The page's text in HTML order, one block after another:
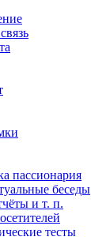
пассионария
беседы
и т. п.
тесты